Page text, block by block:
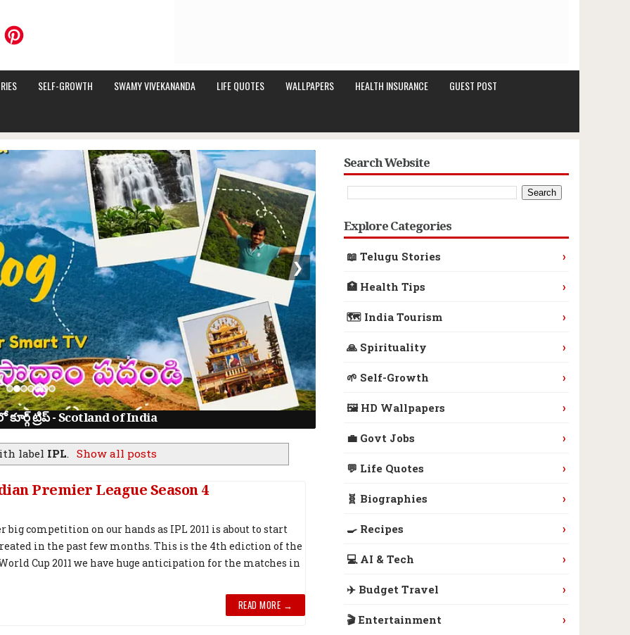
SELF-GROWTH SWAMY VIVEKANANDA LIFE QUOTES WALLPAPERS HEALTH INSURANCE GUEST POST
ట్రిప్ - Scotland of India
❯
label IPL. Show all posts
Premier League Season 4
big competition on our hands as IPL 2011 is about to start
in the past few months. This is the 4th ediction of the
Cup 2011 we have huge anticipation for the matches in
READ MORE →
Search Website
Explore Categories
📖 Telugu Stories ›
🏥 Health Tips ›
🗺️ India Tourism ›
🙏 Spirituality ›
🌱 Self-Growth ›
🖼️ HD Wallpapers ›
💼 Govt Jobs ›
💬 Life Quotes ›
🧬 Biographies ›
🍳 Recipes ›
💻 AI & Tech ›
✈️ Budget Travel ›
🎬 Entertainment ›